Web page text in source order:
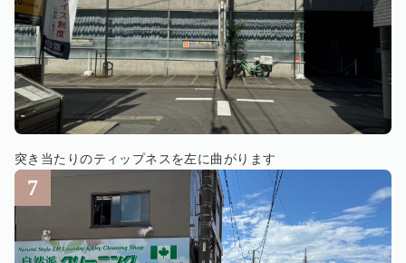
突き当たりのティップネスを左に曲がります